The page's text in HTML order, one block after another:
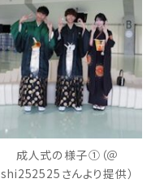
成人式の様子①（＠
shi252525さんより提供）